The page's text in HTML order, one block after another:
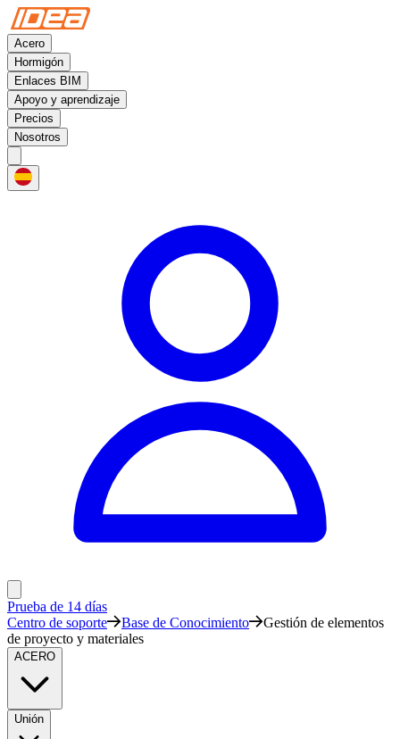
Acero
Hormigón
Enlaces BIM
Apoyo y aprendizaje
Precios
Nosotros
Prueba de 14 días
Centro de soporte
Base de Conocimiento
Gestión de elementos
de proyecto y materiales
ACERO
Unión